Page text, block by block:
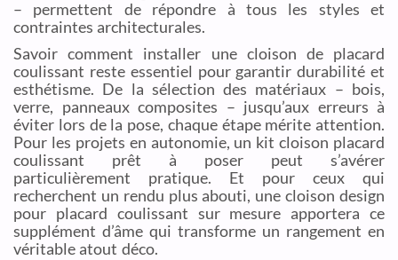
– permettent de répondre à tous les styles et
contraintes architecturales.
Savoir comment installer une cloison de placard
coulissant reste essentiel pour garantir durabilité et
esthétisme. De la sélection des matériaux – bois,
verre, panneaux composites – jusqu’aux erreurs à
éviter lors de la pose, chaque étape mérite attention.
Pour les projets en autonomie, un kit cloison placard
coulissant prêt à poser peut s’avérer
particulièrement pratique. Et pour ceux qui
recherchent un rendu plus abouti, une cloison design
pour placard coulissant sur mesure apportera ce
supplément d’âme qui transforme un rangement en
véritable atout déco.